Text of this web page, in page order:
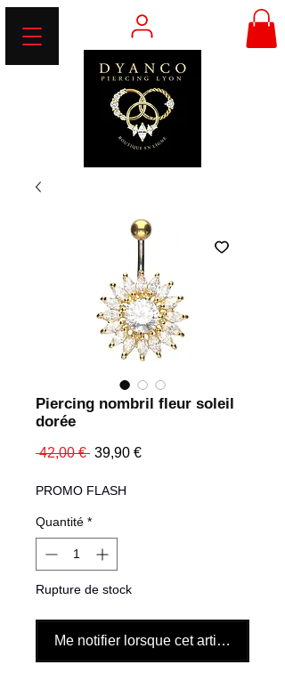
Piercing nombril fleur soleil
dorée
42,00 € Prix
39,90 €Prix
PROMO FLASH
Quantité *
Rupture de stock
Me notifier lorsque cet article est